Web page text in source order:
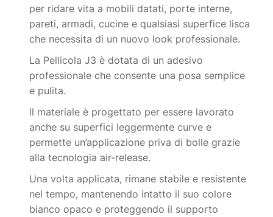
per ridare vita a mobili datati, porte interne,
pareti, armadi, cucine e qualsiasi superfice lisca
che necessita di un nuovo look professionale.
La Pellicola J3 è dotata di un adesivo
professionale che consente una posa semplice
e pulita.
Il materiale è progettato per essere lavorato
anche su superfici leggermente curve e
permette un’applicazione priva di bolle grazie
alla tecnologia air-release.
Una volta applicata, rimane stabile e resistente
nel tempo, mantenendo intatto il suo colore
bianco opaco e proteggendo il supporto